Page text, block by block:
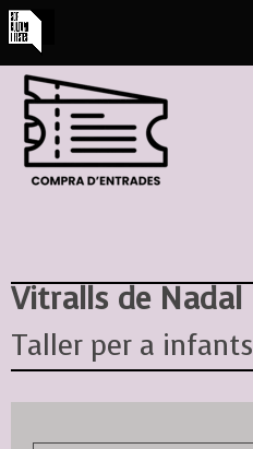
Vitralls de Nadal
Taller per a infants